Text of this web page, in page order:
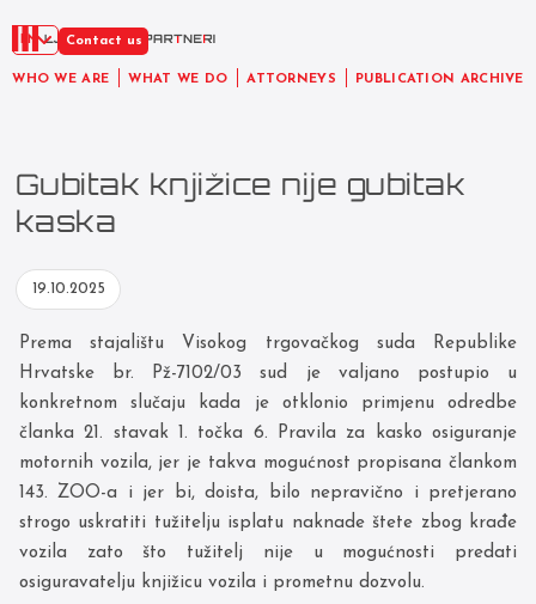
WHO WE ARE WHAT WE DO ATTORNEYS PUBLICATION ARCHIVE
EN Contact us
Gubitak knjižice nije gubitak
kaska
19.10.2025
Prema stajalištu Visokog trgovačkog suda Republike
Hrvatske br. Pž-7102/03 sud je valjano postupio u
konkretnom slučaju kada je otklonio primjenu odredbe
članka 21. stavak 1. točka 6. Pravila za kasko osiguranje
motornih vozila, jer je takva mogućnost propisana člankom
143. ZOO-a i jer bi, doista, bilo nepravično i pretjerano
strogo uskratiti tužitelju isplatu naknade štete zbog krađe
vozila zato što tužitelj nije u mogućnosti predati
osiguravatelju knjižicu vozila i prometnu dozvolu.